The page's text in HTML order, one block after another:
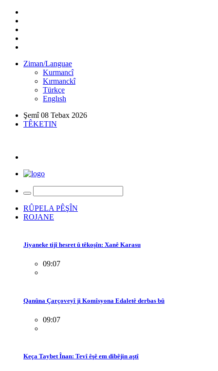
Ziman/Languae
Kurmancî
Kırmanckî
Türkçe
Englısh
Şemî 08 Tebax 2026
TÊKETIN
RÛPELA PÊŞÎN
ROJANE
Jiyaneke tijî hesret û têkoşîn: Xanê Karasu
09:07
Qanûna Çarçoveyî ji Komîsyona Edaletê derbas bû
09:07
Keça Taybet Înan: Tevî êşê em dibêjin aştî